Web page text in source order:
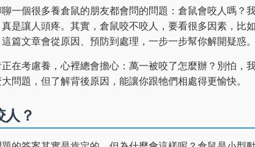
一個很多養倉鼠的朋友都會問的問題：倉鼠會咬人嗎？
是讓人頭疼。其實，倉鼠咬不咬人，要看很多因素，比
篇文章會從原因、預防到處理，一步一步幫你解開疑惑。
在考慮養，心裡總會擔心：萬一被咬了怎麼辦？別怕，
問題，但了解背後原因，能讓你跟牠們相處得更愉快。
？